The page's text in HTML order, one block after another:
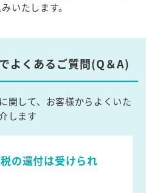
いたします。
よくあるご質問(Q＆A)
関して、お客様からよくいた
します
の還付は受けられ